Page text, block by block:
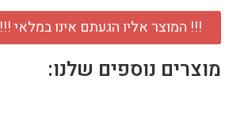
!!! המוצר אליו הגעתם אינו במלאי !!!
מוצרים נוספים שלנו: